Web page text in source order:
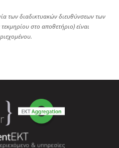
των διαδικτυακών διευθύνσεων των
στο αποθετήριο) είναι